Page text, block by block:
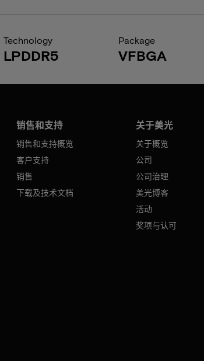
Technology
LPDDR5
Package
VFBGA
销售和支持
销售和支持概览
客户支持
销售
下载及技术文档
关于美光
关于概览
公司
公司治理
美光博客
活动
奖项与认可